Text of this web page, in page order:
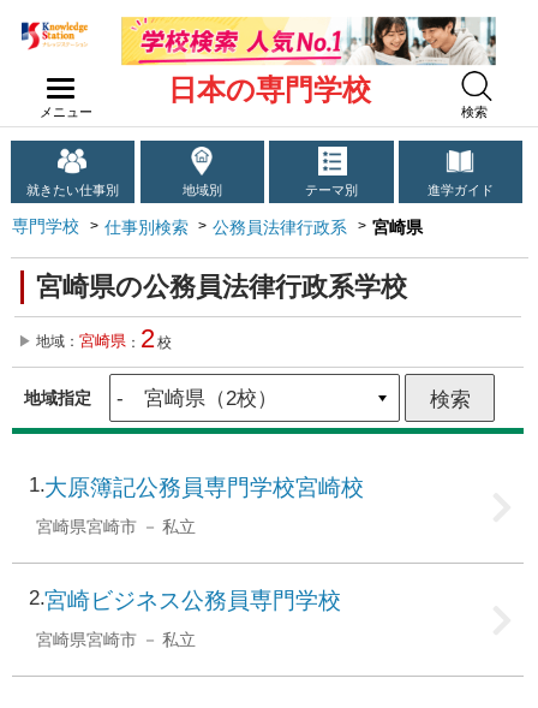
メニュー
日本の専門学校
検索
就きたい仕事別 地域別 テーマ別 進学ガイド
専門学校 仕事別検索 公務員法律行政系 宮崎県
宮崎県の公務員法律行政系学校
地域： 宮崎県 ： 2 校
地域指定
1 大原簿記公務員専門学校宮崎校
宮崎県宮崎市 私立
2 宮崎ビジネス公務員専門学校
宮崎県宮崎市 私立